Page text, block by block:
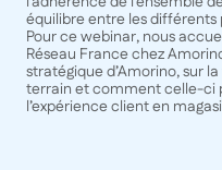
équilibre entre les différents
Pour ce webinar, nous
Réseau France chez
stratégique d’Amorino, sur
terrain et comment celle-ci
l’expérience client en